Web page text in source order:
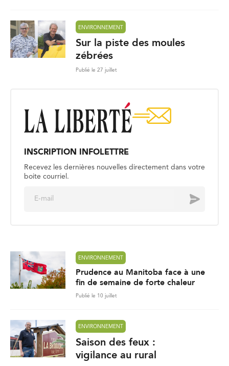
ENVIRONNEMENT
Sur la piste des moules
zébrées
Publié le 27 juillet
INSCRIPTION INFOLETTRE
Recevez les dernières nouvelles directement dans votre
boite courriel.
Envoyer
ENVIRONNEMENT
Prudence au Manitoba face à une
fin de semaine de forte chaleur
Publié le 10 juillet
ENVIRONNEMENT
Saison des feux :
vigilance au rural